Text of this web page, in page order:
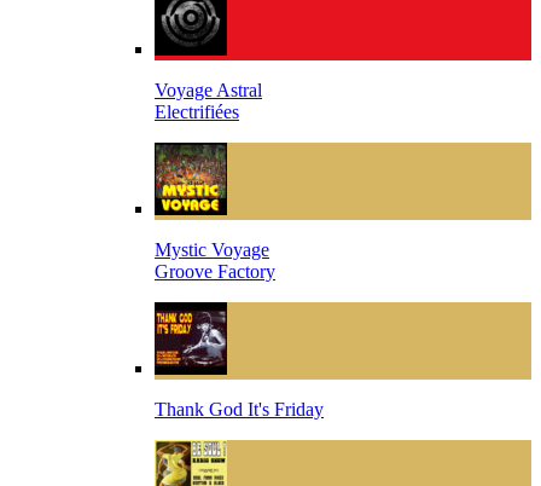
Voyage Astral
Electrifiées
Mystic Voyage
Groove Factory
Thank God It's Friday